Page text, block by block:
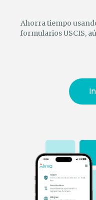
Ahorra tiempo
formularios USCIS,